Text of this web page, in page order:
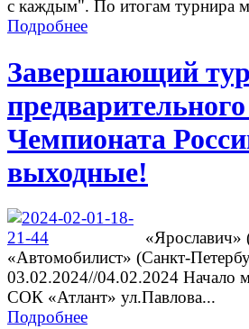
с каждым". По итогам турнира
Подробнее
Завершающий тур
Чемпионата
выходные!
«Ярославич»
«Автомобилист» (Санкт-
03.02.2024//04.02.2024 Начало
СОК «Атлант» ул.Павлова...
Подробнее